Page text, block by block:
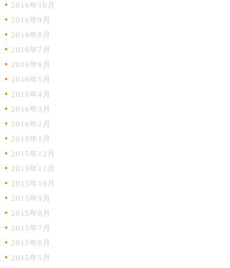
2016年10月
2016年9月
2016年8月
2016年7月
2016年6月
2016年5月
2016年4月
2016年3月
2016年2月
2016年1月
2015年12月
2015年11月
2015年10月
2015年9月
2015年8月
2015年7月
2015年6月
2015年5月